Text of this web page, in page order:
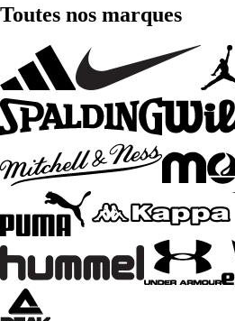
Toutes nos marques